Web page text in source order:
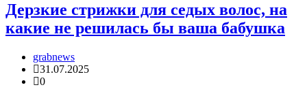
Дерзкие стрижки для седых волос, на
какие не решилась бы ваша бабушка
grabnews
31.07.2025
0